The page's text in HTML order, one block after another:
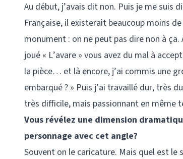
Au début, j’avais dit non. Puis je me suis
Française, il existerait beaucoup moins
monument : on ne peut pas dire non à
joué « L’avare » vous avez du mal à
la pièce… et là encore, j’ai commis une
embarqué ? » Puis j’ai travaillé dur, très
très difficile, mais passionnant en même
Vous révélez une dimension
personnage avec cet angle?
Souvent on le caricature. Mais quel est le